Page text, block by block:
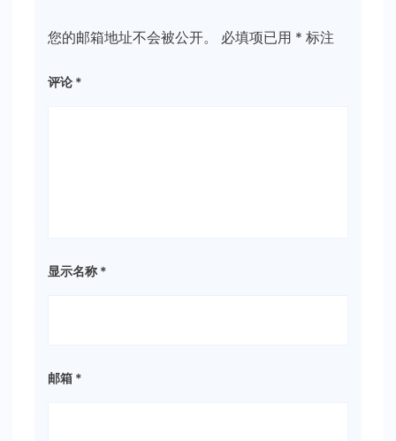
您的邮箱地址不会被公开。 必填项已用 * 标注
评论 *
显示名称 *
邮箱 *